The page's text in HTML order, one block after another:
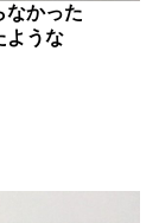
なかった
ような